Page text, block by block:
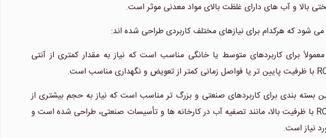
بالا و آب های دارای غلظت بالای مواد معدنی موثر است.
معمولاً برای کاربردهای متوسط یا خانگی مناسب است که نیاز به مقدار کمتری از آنتی
بسته بندی برای کاربردهای صنعتی و بزرگ تر مناسب است که نیاز به حجم بیشتری از
آنتی اسکالانت دارند. این اندازه برای سیستم های RO با ظرفیت بالا، مانند تصفیه آب در کارخانه ها و تأسیسات صنعتی، طراحی شده است و
نیاز است.